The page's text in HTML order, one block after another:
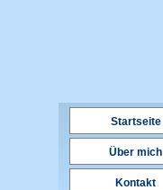
Startseite
Über mich
Kontakt